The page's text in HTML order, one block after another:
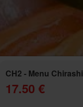
CH2 - Menu Chirashi
17.50 €